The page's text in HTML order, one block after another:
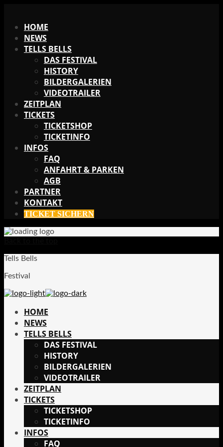
HOME
NEWS
TELLS BELLS
DAS FESTIVAL
HISTORY
BILDERGALERIEN
VIDEOTRAILER
ZEITPLAN
TICKETS
TICKETSHOP
TICKETINFO
INFOS
FAQ
ANFAHRT & PARKEN
AGB
PARTNER
KONTAKT
TICKET SICHERN
Tells Bells
Festival
HOME
NEWS
TELLS BELLS
DAS FESTIVAL
HISTORY
BILDERGALERIEN
VIDEOTRAILER
ZEITPLAN
TICKETS
TICKETSHOP
TICKETINFO
INFOS
FAQ